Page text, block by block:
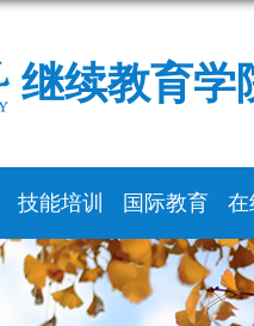
继续教育学
技能培训 国际教育 在